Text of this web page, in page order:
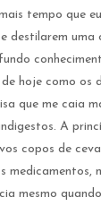
tempo que
destilarem uma
hoje como os
que me caia
A
copos de
medicamentos,
mesmo